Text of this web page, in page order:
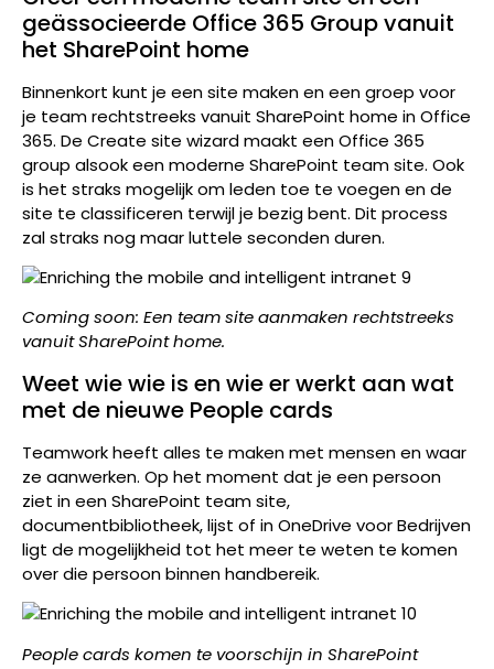
geässocieerde Office 365 Group vanuit
het SharePoint home
Binnenkort kunt je een site maken en een groep voor
je team rechtstreeks vanuit SharePoint home in Office
365. De Create site wizard maakt een Office 365
group alsook een moderne SharePoint team site. Ook
is het straks mogelijk om leden toe te voegen en de
site te classificeren terwijl je bezig bent. Dit process
zal straks nog maar luttele seconden duren.
Coming soon: Een team site aanmaken rechtstreeks
vanuit SharePoint home.
Weet wie wie is en wie er werkt aan wat
met de nieuwe People cards
Teamwork heeft alles te maken met mensen en waar
ze aanwerken. Op het moment dat je een persoon
ziet in een SharePoint team site,
documentbibliotheek, lijst of in OneDrive voor Bedrijven
ligt de mogelijkheid tot het meer te weten te komen
over die persoon binnen handbereik.
People cards komen te voorschijn in SharePoint